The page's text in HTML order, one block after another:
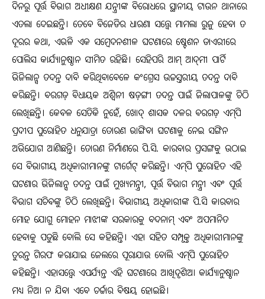
ଦିନରୁ ପୂର୍ତ୍ତ ବିଭାଗ ଅଧୀକ୍ଷଣ ଯନ୍ତ୍ରୀଙ୍କ ବିରୋଧରେ ସ୍ଥାନୀୟ ଟାଉନ ଥାନାରେ
ଏତଲା ଦେଇଛନ୍ତି। ତେବେ ବିଜେଡିର ଧାରଣା ସତ୍ତ୍ୱେ ମାମଲା ରୁଜୁ ହେବା ତ
ଦୂରର କଥା, ଏଭଳି ଏକ ସମ୍ବେଦନଶୀଳ ଘଟଣାରେ ଷ୍ଟେଶନ ଡାଏରୀରେ
ପୋଲିସ କାର୍ଯ୍ୟାନୁଷ୍ଠାନ ସୀମିତ ରହିଛି। ସେହିପରି ଆମ୍‌ ଆଦ୍‌ମୀ ପାର୍ଟି
ଭିଜିଲାନ୍ସ ତଦନ୍ତ ଦାବି କରିଥିବାବେଳେ କଂଗ୍ରେସ ଉଚ୍ଚସ୍ତରୀୟ ତଦନ୍ତ ଦାବି
କରିଛନ୍ତି। ବରଗଡ଼ ବିଧାୟକ ଅଶ୍ୱିନୀ ଷଡ଼ଙ୍ଗୀ ତଦନ୍ତ ପାଇଁ ଜିଲାପାଳଙ୍କୁ ଚିଠି
ଲେଖିଛନ୍ତି। କେବଳ ସେତିକି ନୁହେଁ, ଖୋଦ୍‌ ଶାସକ ଦଳର ବରଗଡ଼ ଏମ୍‌ପି
ପ୍ରଦୀପ ପୁରୋହିତ ଧନୁଯାତ୍ରା ତୋରଣ ଭାଙ୍ଗିବା ଘଟଣାକୁ ନେଇ ସଙ୍ଗିନ
ଅଭିଯୋଗ ଆଣିଛନ୍ତି। ତୋରଣ ନିର୍ମାଣରେ ପି.ସି. କାରବାର ପ୍ରସଙ୍ଗକୁ ଉଠାଇ
ସେ ବିଭାଗୀୟ ଅଧିକାରୀମାନଙ୍କୁ ଟାର୍ଗେଟ୍‌ କରିଛନ୍ତି। ଏମ୍‌ପି ପୁରୋହିତ ଏହି
ଘଟଣାର ଭିଜିଲାନ୍ସ ତଦନ୍ତ ପାଇଁ ମୁଖ୍ୟମନ୍ତ୍ରୀ, ପୂର୍ତ୍ତ ବିଭାଗ ମନ୍ତ୍ରୀ ଏବଂ ପୂର୍ତ୍ତ
ବିଭାଗ ସଚିବଙ୍କୁ ଚିଠି ଲେଖିଛନ୍ତି। ବିଭାଗୀୟ ଅଧିକାରୀଙ୍କ ପି.ସି କାରବାର
ମୋହ ଯୋଗୁ ମୋହନ ମାଝୀଙ୍କ ସରକାରକୁ ବଦନାମ୍‌ ଏବଂ ଅପମାନିତ
ହେବାକୁ ପଡୁଛି ବୋଲି ସେ କହିଛନ୍ତି। ଏହା ସହିତ ସମ୍ପୃକ୍ତ ଅଧିକାରୀମାନଙ୍କୁ
ତୁରନ୍ତ ଗିରଫ କରାଯାଇ ଜେଲରେ ପୂରାଯାଉ ବୋଲି ଏମ୍‌ପି ପୁରୋହିତ
କହିଛନ୍ତି। ଏହାସତ୍ତ୍ୱେ ଏପର୍ଯ୍ୟନ୍ତ ଏହି ଘଟଣାରେ ଆଖିଦୃଶିଆ କାର୍ଯ୍ୟାନୁଷ୍ଠାନ
ମଧ୍ୟ ନିଆ ନ ଯିବା ଏବେ ଚର୍ଚ୍ଚାର ବିଷୟ ହୋଇଛି।